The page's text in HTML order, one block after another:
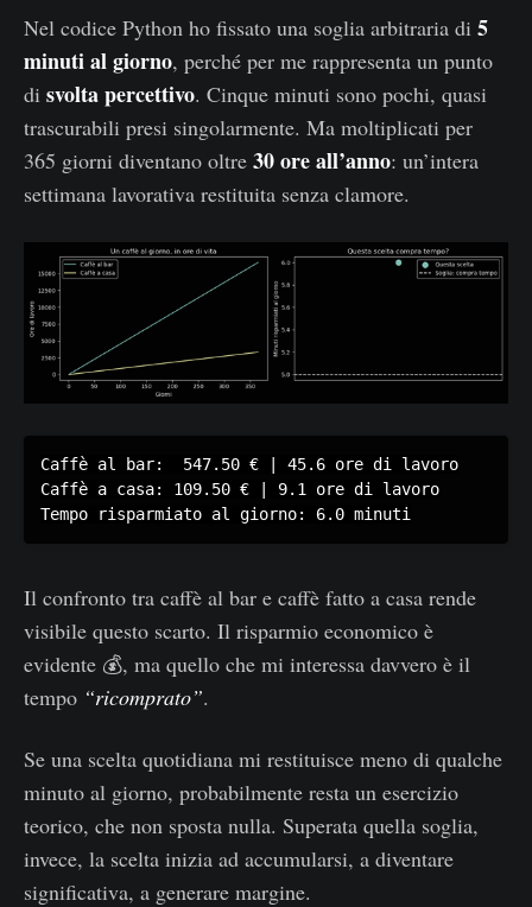
Nel codice Python ho fissato una soglia arbitraria di 5
minuti al giorno, perché per me rappresenta un punto
di svolta percettivo. Cinque minuti sono pochi, quasi
trascurabili presi singolarmente. Ma moltiplicati per
365 giorni diventano oltre 30 ore all’anno: un’intera
settimana lavorativa restituita senza clamore.
Caffè al bar:  547.50 € | 45.6 ore di lavoro
Caffè a casa: 109.50 € | 9.1 ore di lavoro
Tempo risparmiato al giorno: 6.0 minuti
Il confronto tra caffè al bar e caffè fatto a casa rende
visibile questo scarto. Il risparmio economico è
evidente 💰, ma quello che mi interessa davvero è il
tempo “ricomprato”.
Se una scelta quotidiana mi restituisce meno di qualche
minuto al giorno, probabilmente resta un esercizio
teorico, che non sposta nulla. Superata quella soglia,
invece, la scelta inizia ad accumularsi, a diventare
significativa, a generare margine.